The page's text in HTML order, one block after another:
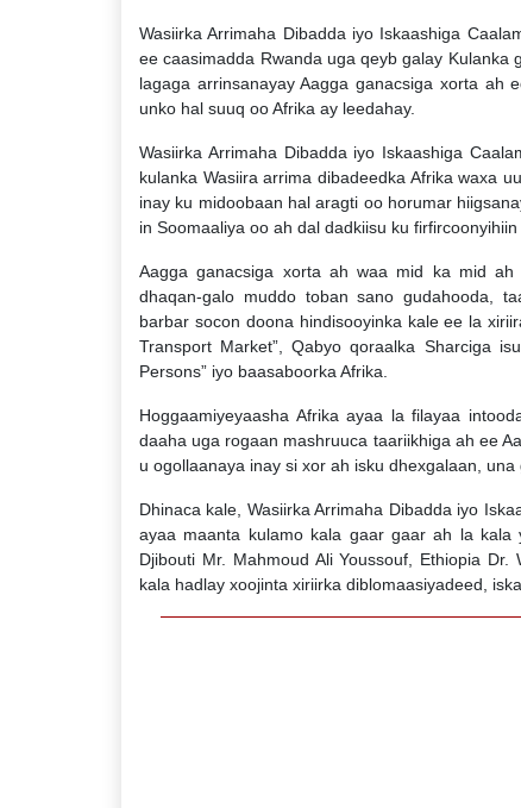
Wasiirka Arrimaha Dibadda iyo Iskaashiga
ee caasimadda Rwanda uga qeyb galay
lagaga arrinsanayay Aagga ganacsiga xorta ah
unko hal suuq oo Afrika ay leedahay.
Wasiirka Arrimaha Dibadda iyo Iskaashiga
kulanka Wasiira arrima dibadeedka Afrika waxa
inay ku midoobaan hal aragti oo horumar
in Soomaaliya oo ah dal dadkiisu ku
Aagga ganacsiga xorta ah waa mid ka mid
dhaqan-galo muddo toban sano gudahooda,
barbar socon doona hindisooyinka kale ee la
Transport Market”, Qabyo qoraalka Sharciga
Persons” iyo baasaboorka Afrika.
Hoggaamiyeyaasha Afrika ayaa la filayaa
daaha uga rogaan mashruuca taariikhiga ah ee
u ogollaanaya inay si xor ah isku dhexgalaan, una
Dhinaca kale, Wasiirka Arrimaha Dibadda iyo
ayaa maanta kulamo kala gaar gaar ah la kala
Djibouti Mr. Mahmoud Ali Youssouf, Ethiopia
kala hadlay xoojinta xiriirka diblomaasiyadeed,